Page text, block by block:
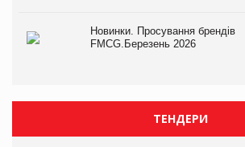
Новинки. Просування брендів
FMCG.Березень 2026
ТЕНДЕРИ